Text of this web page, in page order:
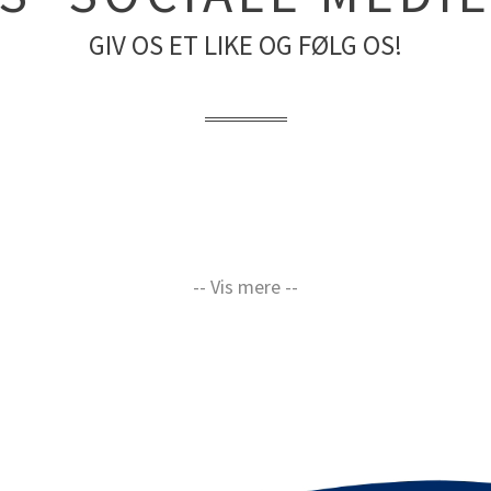
GIV OS ET LIKE OG FØLG OS!
-- Vis mere --